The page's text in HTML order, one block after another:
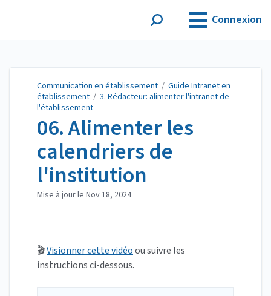
Connexion
Communication en établissement / Guide Intranet en
établissement / 3. Rédacteur: alimenter l'intranet de
l'établissement
06. Alimenter les
calendriers de
l'institution
Mise à jour le Nov 18, 2024
🎬Visionner cette vidéoou suivre les
instructions ci-dessous.